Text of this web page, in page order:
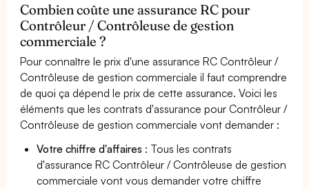
Combien coûte une assurance RC pour
Contrôleur / Contrôleuse de gestion
commerciale ?
Pour connaître le prix d'une assurance RC Contrôleur /
Contrôleuse de gestion commerciale il faut comprendre
de quoi ça dépend le prix de cette assurance. Voici les
éléments que les contrats d'assurance pour Contrôleur /
Contrôleuse de gestion commerciale vont demander :
Votre chiffre d'affaires : Tous les contrats
d'assurance RC Contrôleur / Contrôleuse de gestion
commerciale vont vous demander votre chiffre